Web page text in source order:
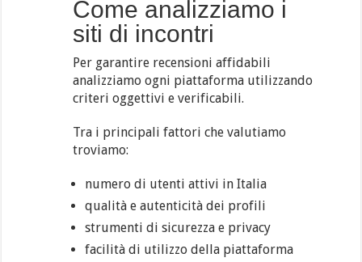
Come analizziamo i
siti di incontri
Per garantire recensioni affidabili
analizziamo ogni piattaforma utilizzando
criteri oggettivi e verificabili.
Tra i principali fattori che valutiamo
troviamo:
numero di utenti attivi in Italia
qualità e autenticità dei profili
strumenti di sicurezza e privacy
facilità di utilizzo della piattaforma